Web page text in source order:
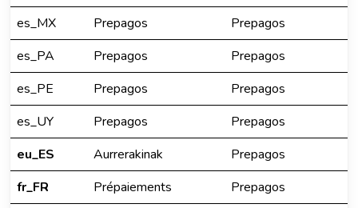
es_MX
Prepagos
Prepagos
es_PA
Prepagos
Prepagos
es_PE
Prepagos
Prepagos
es_UY
Prepagos
Prepagos
eu_ES
Aurrerakinak
Prepagos
fr_FR
Prépaiements
Prepagos